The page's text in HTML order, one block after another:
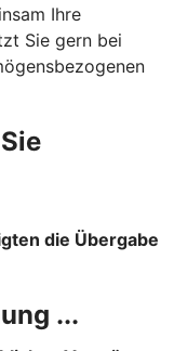
Ihre
Sie gern bei
die Übergabe
...